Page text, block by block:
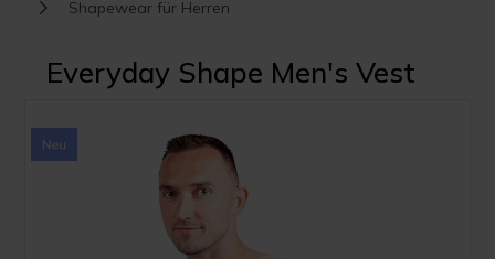
Shapewear für Herren
Everyday Shape Men's Vest